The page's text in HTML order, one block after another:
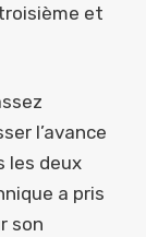
et
l’avance
les deux
a pris
son